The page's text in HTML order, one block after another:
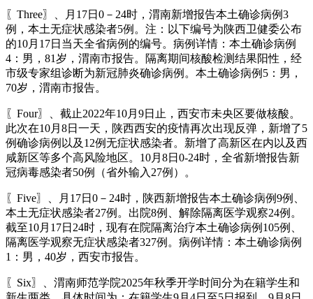
〖Three〗、月17日0－24时，渭南新增报告本土确诊病例3
例，本土无症状感染者5例。注：以下编号为陕西卫健委公布
的10月17日当天全省病例的编号。病例详情：本土确诊病例
4：男，81岁，渭南市报告。隔离期间核酸检测结果阳性，经
市级专家组诊断为新冠肺炎确诊病例。本土确诊病例5：男，
70岁，渭南市报告。
〖Four〗、截止2022年10月9日止，西安市未央区要做核酸。
此次在10月8日一天，陕西西安的疫情再次出现反弹，新增了5
例确诊病例以及12例无症状感染者。新增了高新区在内以及西
咸新区等多个高风险地区。10月8日0-24时，全省新增报告新
冠病毒感染者50例（省外输入27例）。
〖Five〗、月17日0－24时，陕西新增报告本土确诊病例9例、
本土无症状感染者27例。出院8例、解除隔离医学观察24例。
截至10月17日24时，现有在院隔离治疗本土确诊病例105例、
隔离医学观察无症状感染者327例。病例详情：本土确诊病例
1：男，40岁，西安市报告。
〖Six〗、渭南师范学院2025年秋季开学时间分为在籍学生和